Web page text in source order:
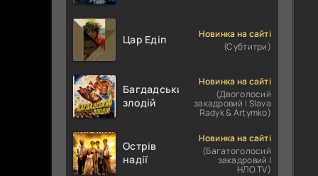
Цар Едіп
Новинка на сайті
(Субтитри)
Багдадський
злодій
Новинка на сайті
(Двоголосий
закадровий | Slava
Radyk & Artymko)
Острів
надії
Новинка на сайті
(Багатоголосий
закадровий |
НЛО.TV)